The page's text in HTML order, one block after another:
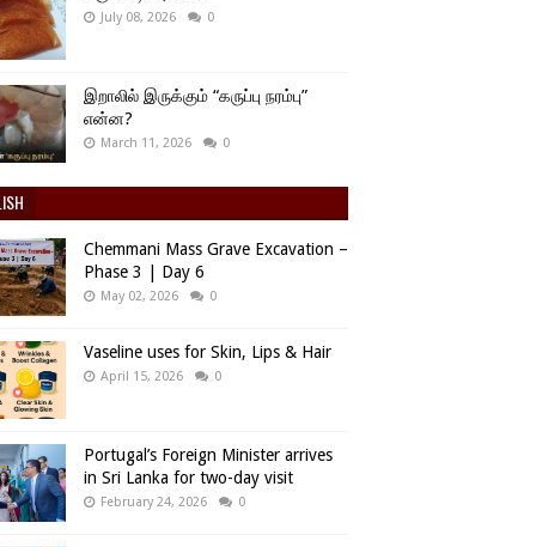
July 08, 2026 0
இறாலில் இருக்கும் “கருப்பு நரம்பு”
என்ன?
March 11, 2026 0
Chemmani Mass Grave Excavation –
Phase 3 | Day 6
May 02, 2026 0
Vaseline uses for Skin, Lips & Hair
April 15, 2026 0
Portugal’s Foreign Minister arrives
in Sri Lanka for two-day visit
February 24, 2026 0